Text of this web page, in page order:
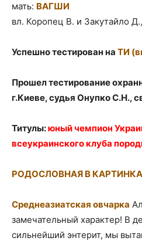
мать: ВАГШИ
вл. Коропец В. и Закутайло
Успешно тестирован на ТИ
Прошел тестирование
г.Киеве, судья Онупко С.Н.,
Титулы:юный чемпион
всеукраинского клуба
РОДОСЛОВНАЯ В
Среднеазиатская овчарка
замечательный характер! В
сильнейший энтерит, мы